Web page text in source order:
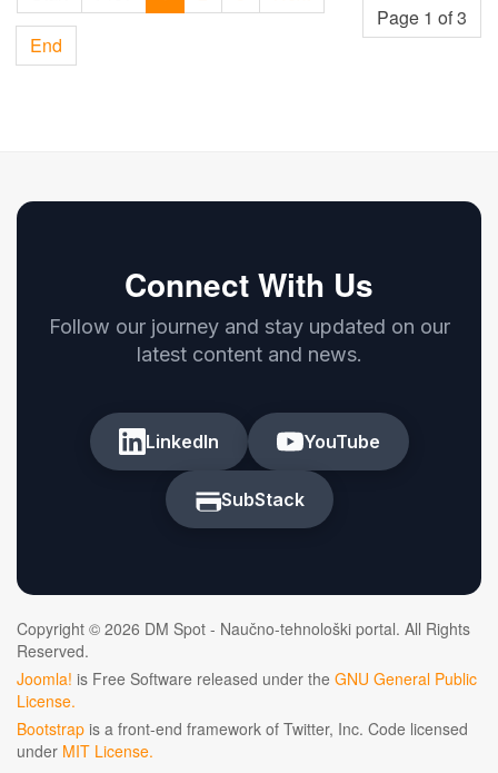
Page 1 of 3
End
Connect With Us
Follow our journey and stay updated on our
latest content and news.
LinkedIn YouTube
SubStack
Copyright © 2026 DM Spot - Naučno-tehnološki portal. All Rights
Reserved.
Joomla! is Free Software released under the GNU General Public
License.
Bootstrap is a front-end framework of Twitter, Inc. Code licensed
under MIT License.